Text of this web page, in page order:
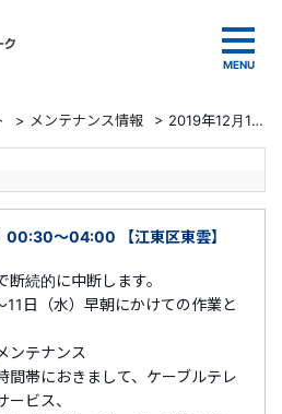
> メンテナンス情報 > 2019年12月11日（水）00:30～04:00 【江東区東雲】
00:30～04:00 【江東区東雲】
続的に中断します。
日（水）早朝にかけての作業と
ンテナンス
間帯におきまして、ケーブルテレ
ビス、